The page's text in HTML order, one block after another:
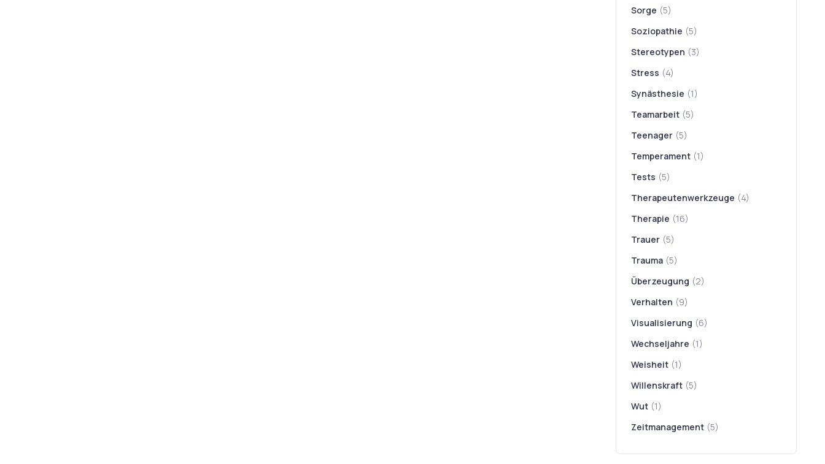
Sorge (5)
Soziopathie (5)
Stereotypen (3)
Stress (4)
Synästhesie (1)
Teamarbeit (5)
Teenager (5)
Temperament (1)
Tests (5)
Therapeutenwerkzeuge (4)
Therapie (16)
Trauer (5)
Trauma (5)
Überzeugung (2)
Verhalten (9)
Visualisierung (6)
Wechseljahre (1)
Weisheit (1)
Willenskraft (5)
Wut (1)
Zeitmanagement (5)